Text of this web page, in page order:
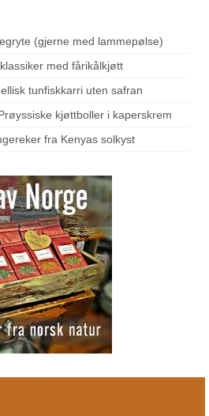
(gjerne med lammepølse)
med fårikålkjøtt
tunfiskkarri uten safran
kjøttboller i kaperskrem
fra Kenyas solkyst